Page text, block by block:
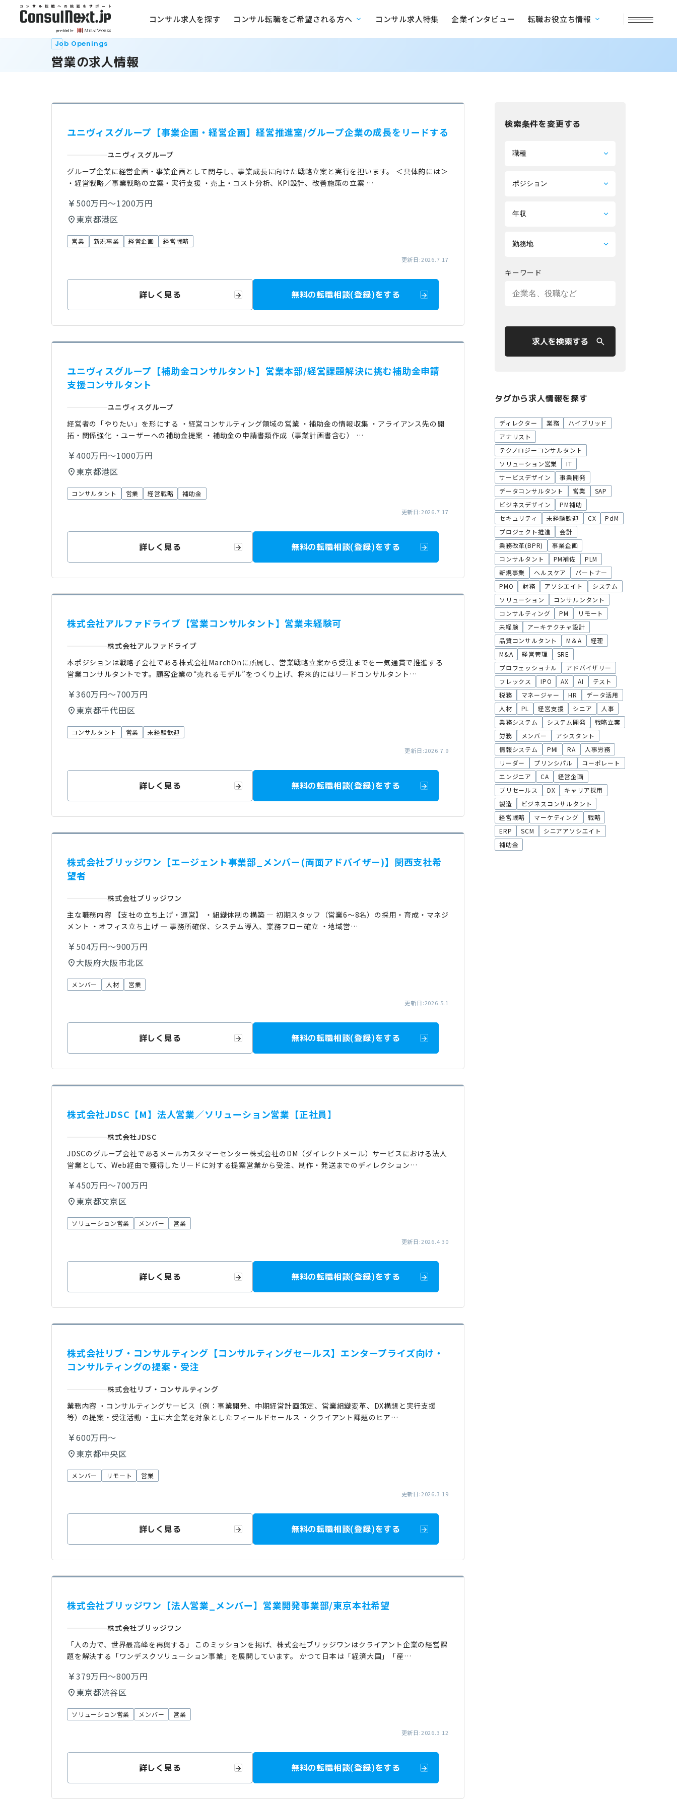
コンサル求人を探す コンサル転職をご希望される方へ コンサル求人特集 企業インタビュー 転職お役立ち情報
Job Openings
営業の求人情報
ユニヴィスグループ【事業企画・経営企画】経営推進室/グループ企業の成長をリードする
ユニヴィスグループ
グループ企業に経営企画・事業企画として関与し、事業成長に向けた戦略立案と実行を担います。 ＜具体的には＞
・経営戦略／事業戦略の立案・実行支援 ・売上・コスト分析、KPI設計、改善施策の立案 …
500万円～1200万円
東京都港区
営業 新規事業 経営企画 経営戦略
更新日:2026.7.17
詳しく見る 無料の転職相談(登録)をする
ユニヴィスグループ【補助金コンサルタント】営業本部/経営課題解決に挑む補助金申請
支援コンサルタント
ユニヴィスグループ
経営者の「やりたい」を形にする ・経営コンサルティング領域の営業 ・補助金の情報収集 ・アライアンス先の開
拓・関係強化 ・ユーザーへの補助金提案 ・補助金の申請書類作成（事業計画書含む） …
400万円～1000万円
東京都港区
コンサルタント 営業 経営戦略 補助金
更新日:2026.7.17
詳しく見る 無料の転職相談(登録)をする
株式会社アルファドライブ【営業コンサルタント】営業未経験可
株式会社アルファドライブ
本ポジションは戦略子会社である株式会社MarchOnに所属し、営業戦略立案から受注までを一気通貫で推進する
営業コンサルタントです。顧客企業の“売れるモデル”をつくり上げ、将来的にはリードコンサルタント…
360万円～700万円
東京都千代田区
コンサルタント 営業 未経験歓迎
更新日:2026.7.9
詳しく見る 無料の転職相談(登録)をする
株式会社ブリッジワン【エージェント事業部_メンバー(両面アドバイザー)】関西支社希
望者
株式会社ブリッジワン
主な職務内容 【支社の立ち上げ・運営】 ・組織体制の構築 — 初期スタッフ（営業6～8名）の採用・育成・マネジ
メント ・オフィス立ち上げ — 事務所確保、システム導入、業務フロー確立 ・地域営…
504万円～900万円
大阪府大阪市北区
メンバー 人材 営業
更新日:2026.5.1
詳しく見る 無料の転職相談(登録)をする
株式会社JDSC【M】法人営業／ソリューション営業【正社員】
株式会社JDSC
JDSCのグループ会社であるメールカスタマーセンター株式会社のDM（ダイレクトメール）サービスにおける法人
営業として、Web経由で獲得したリードに対する提案営業から受注、制作・発送までのディレクション…
450万円～700万円
東京都文京区
ソリューション営業 メンバー 営業
更新日:2026.4.30
詳しく見る 無料の転職相談(登録)をする
株式会社リブ・コンサルティング【コンサルティングセールス】エンタープライズ向け・
コンサルティングの提案・受注
株式会社リブ・コンサルティング
業務内容 ・コンサルティングサービス（例：事業開発、中期経営計画策定、営業組織変革、DX構想と実行支援
等）の提案・受注活動 ・主に大企業を対象としたフィールドセールス ・クライアント課題のヒア…
600万円～
東京都中央区
メンバー リモート 営業
更新日:2026.3.19
詳しく見る 無料の転職相談(登録)をする
株式会社ブリッジワン【法人営業_メンバー】営業開発事業部/東京本社希望
株式会社ブリッジワン
「人の力で、世界最高峰を再興する」 このミッションを掲げ、株式会社ブリッジワンはクライアント企業の経営課
題を解決する「ワンデスクソリューション事業」を展開しています。 かつて日本は「経済大国」「産…
379万円～800万円
東京都渋谷区
ソリューション営業 メンバー 営業
更新日:2026.3.12
詳しく見る 無料の転職相談(登録)をする
検索条件を変更する
キーワード
求人を検索する
タグから求人情報を探す
ディレクター 業務
ハイブリッド
アナリスト
テクノロジーコンサルタント
ソリューション営業
IT
サービスデザイン
事業開発
データコンサルタント
営業
SAP
ビジネスデザイン
PM補助
セキュリティ
未経験歓迎 CX
PdM
プロジェクト推進
会計
業務改革(BPR)
事業企画
コンサルタント
PM補佐
PLM
新規事業
ヘルスケア
パートナー
PMO
財務 アソシエイト
システム
ソリューション
コンサルンタント
コンサルティング
PM
リモート
未経験
アーキテクチャ設計
品質コンサルタント
M＆A
経理
M&A
経営管理
SRE
プロフェッショナル
アドバイザリー
フレックス
IPO AX AI
テスト
税務
マネージャー HR
データ活用
人材
PL 経営支援 シニア
人事
業務システム
システム開発
戦略立案
労務
メンバー
アシスタント
情報システム
PMI RA
人事労務
リーダー
プリンシパル
コーポレート
エンジニア
CA
経営企画
プリセールス
DX
キャリア採用
製造
ビジネスコンサルタント
経営戦略
マーケティング
戦略
ERP
SCM
シニアアソシエイト
補助金